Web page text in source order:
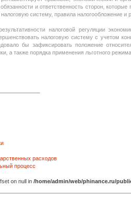
и ответственность сторон,
систему, правила налогообложение и
налоговой регуляции
налоговую систему с учетом
бы зафиксировать положение
а также порядка применения льготного
расходов
процесс
on null in /home/admin/web/phinance.ru/